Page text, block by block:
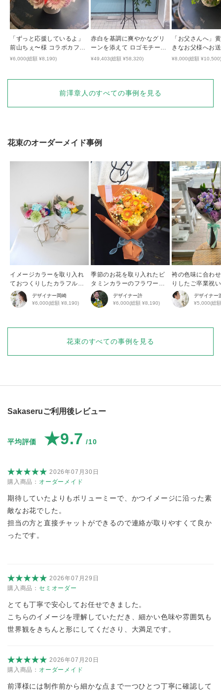
「ずっと応援しているよ」
前山ちぇ〜様 コラボカフェ
開催祝い花
¥6,000(総額 ¥8,190)
赤白を基調に爽やかなグリ
ーンを添えて ロゴモチーフ
のハートが隠れた開店祝い
¥49,403(総額 ¥58,320)
「お父さんへ」
きなお父様へお
気の出るアレン
¥8,000(総額
前澤章人のすべての事例を見る
花束のオーダーメイド事例
イメージカラーを取り入れ
ておつくりしたカラフルブ
ーケ
デザイナー岡崎
¥6,000(総額 ¥8,190)
季節のお花を取り入れたビ
タミンカラーのフラワーブ
ーケ
デザイナー許
¥6,000(総額 ¥8,190)
袴の色味に合わ
りしたご卒業祝
デザイナー
¥5,000(総
花束のすべての事例を見る
Sakaseruご利用後レビュー
平均評価 ★9.7 /10
2026年07月30日
購入商品： オーダーメイド
期待していたよりもボリューミーで、かつイメージに沿った素
敵なお花でした。
担当の方と直接チャットができるので連絡が取りやすくて良か
ったです。
2026年07月29日
購入商品： セミオーダー
とても丁寧で安心してお任せできました。
こちらのイメージを理解していただき、細かい色味や雰囲気も
世界観をきちんと形にしてくださり、大満足です。
2026年07月20日
購入商品： オーダーメイド
前澤様には制作前から細かな点まで一つひとつ丁寧に確認して